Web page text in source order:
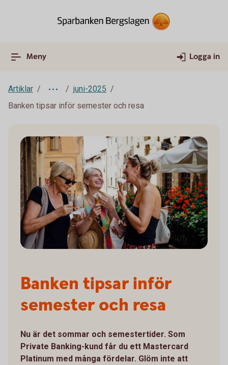
Meny Logga in
Artiklar
juni-2025
Banken tipsar inför semester och resa
Banken tipsar inför
semester och resa
Nu är det sommar och semestertider. Som
Private Banking-kund får du ett Mastercard
Platinum med många fördelar. Glöm inte att